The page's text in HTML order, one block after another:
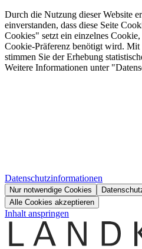
Durch die Nutzung dieser Website
einverstanden, dass diese Seite
Cookies" setzt ein einzelnes
Cookie-Präferenz benötigt wird.
stimmen Sie der Erhebung
Weitere Informationen unter
Datenschutzinformationen
Nur notwendige Cookies
Alle Cookies akzeptieren
Inhalt anspringen